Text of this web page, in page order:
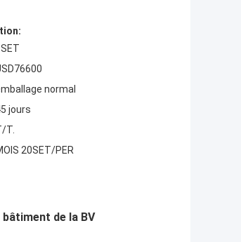
normal
jours
T.
20SET/PER
de la BV